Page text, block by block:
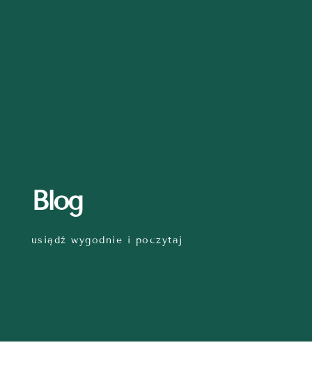
Blog
usiądź wygodnie i poczytaj